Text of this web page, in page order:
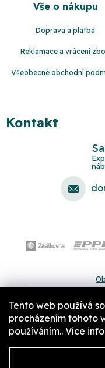
Tento web používá
procházením tohoto
používáním.. Více
Vše o nákupu
Doprava a platba
Reklamace a vrácení
Všeobecné obchodní
Kontakt